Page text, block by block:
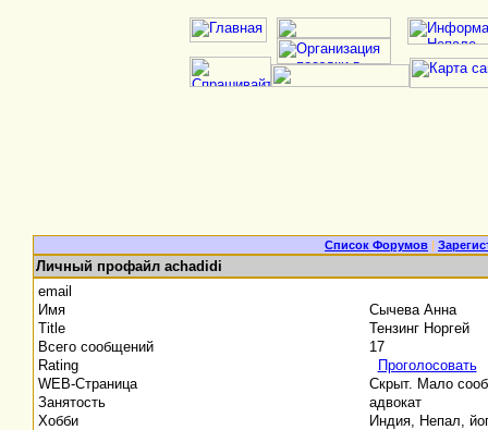
Список Форумов |
Личный профайл achadidi
email
Имя
Сычева Анна
Title
Тензинг Норгей
Всего сообщений
17
Rating
Проголосовать
WEB-Страница
Скрыт. Мало
Занятость
адвокат
Хобби
Индия, Непал,